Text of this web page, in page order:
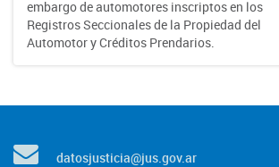
embargo de automotores inscriptos en los
Registros Seccionales de la Propiedad del
Automotor y Créditos Prendarios.
datosjusticia@jus.gov.ar